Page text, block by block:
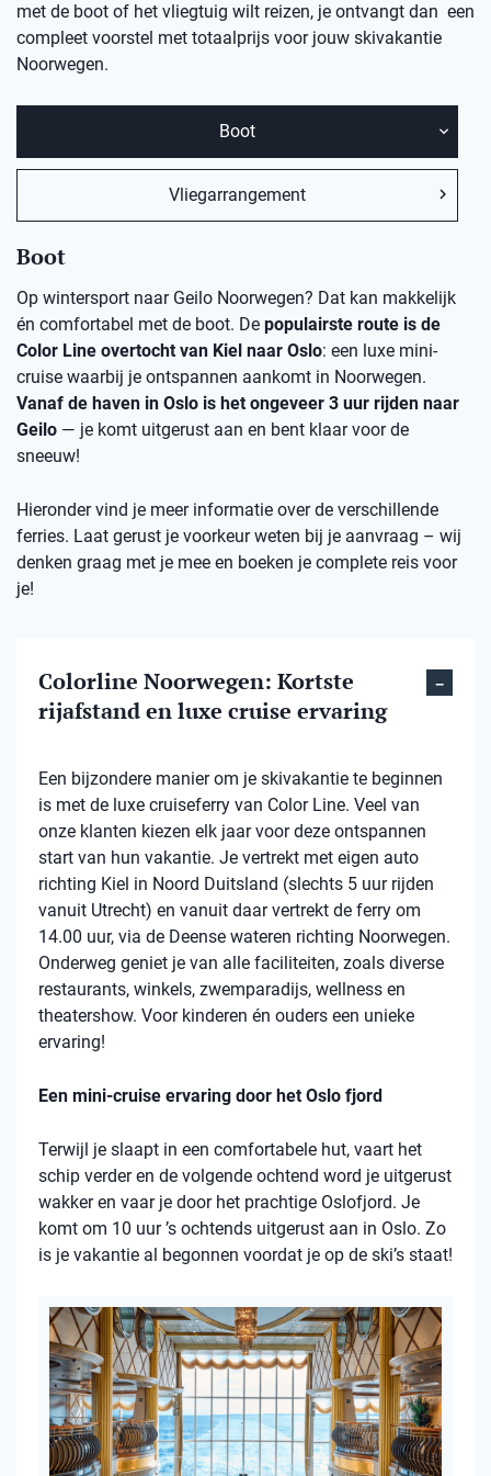
met de boot of het vliegtuig wilt reizen, je ontvangt dan een
compleet voorstel met totaalprijs voor jouw skivakantie
Noorwegen.
Boot
Vliegarrangement
Boot
Op wintersport naar Geilo Noorwegen? Dat kan makkelijk
én comfortabel met de boot. De populairste route is de
Color Line overtocht van Kiel naar Oslo: een luxe mini-
cruise waarbij je ontspannen aankomt in Noorwegen.
Vanaf de haven in Oslo is het ongeveer 3 uur rijden naar
Geilo — je komt uitgerust aan en bent klaar voor de
sneeuw!
Hieronder vind je meer informatie over de verschillende
ferries. Laat gerust je voorkeur weten bij je aanvraag – wij
denken graag met je mee en boeken je complete reis voor
je!
Colorline Noorwegen: Kortste
rijafstand en luxe cruise ervaring
Een bijzondere manier om je skivakantie te beginnen
is met de luxe cruiseferry van Color Line. Veel van
onze klanten kiezen elk jaar voor deze ontspannen
start van hun vakantie. Je vertrekt met eigen auto
richting Kiel in Noord Duitsland (slechts 5 uur rijden
vanuit Utrecht) en vanuit daar vertrekt de ferry om
14.00 uur, via de Deense wateren richting Noorwegen.
Onderweg geniet je van alle faciliteiten, zoals diverse
restaurants, winkels, zwemparadijs, wellness en
theatershow. Voor kinderen én ouders een unieke
ervaring!
Een mini-cruise ervaring door het Oslo fjord
Terwijl je slaapt in een comfortabele hut, vaart het
schip verder en de volgende ochtend word je uitgerust
wakker en vaar je door het prachtige Oslofjord. Je
komt om 10 uur ’s ochtends uitgerust aan in Oslo. Zo
is je vakantie al begonnen voordat je op de ski’s staat!